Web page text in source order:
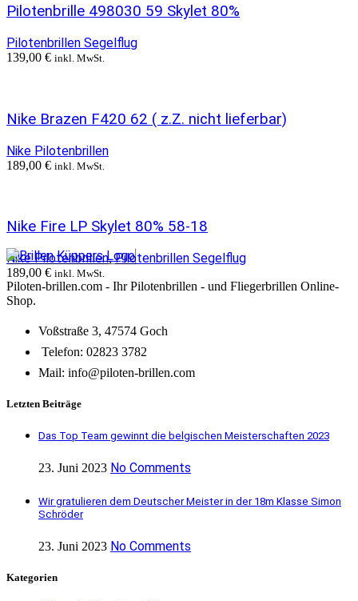
Pilotenbrille 498030 59 Skylet 80%
Pilotenbrillen Segelflug
139,00 € inkl. MwSt.
Nike Brazen F420 62 ( z.Z. nicht lieferbar)
Nike Pilotenbrillen
189,00 € inkl. MwSt.
Nike Fire LP Skylet 80% 58-18
Nike Pilotenbrillen,Pilotenbrillen Segelflug
189,00 € inkl. MwSt.
Piloten-brillen.com - Ihr Pilotenbrillen - und Fliegerbrillen Online-
Shop.
Voßstraße 3, 47574 Goch
Telefon: 02823 3782
Mail: info@piloten-brillen.com
Letzten Beiträge
Das Top Team gewinnt die belgischen Meisterschaften 2023
23. Juni 2023 No Comments
Wir gratulieren dem Deutscher Meister in der 18m Klasse Simon
Schröder
23. Juni 2023 No Comments
Kategorien